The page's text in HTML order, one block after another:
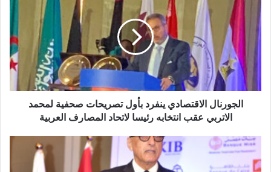
ينفرد
بأول
تصريحات
لمحمد
الاتربي
عقب
انتخابه
المصارف
العربية
الجورنال الاقتصادي ينفرد بأول تصريحات صحفية لمحمد
الاتربي عقب انتخابه رئيسا لاتحاد المصارف العربية
بالفيديو..
مؤتمر
اتحاد